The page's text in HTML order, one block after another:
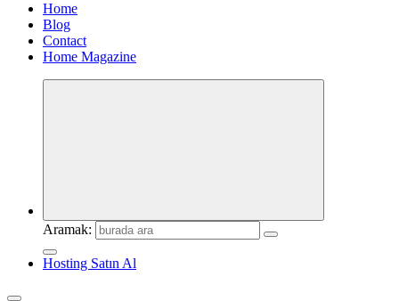
Home
Blog
Contact
Home Magazine
Aramak:
Hosting Satın Al